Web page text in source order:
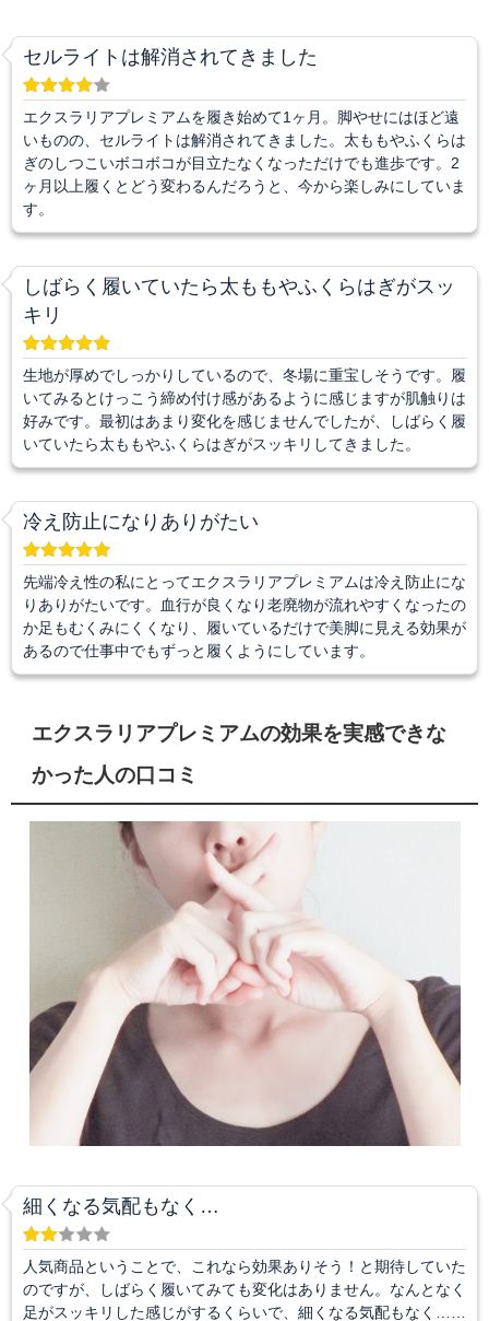
セルライトは解消されてきました
エクスラリアプレミアムを履き始めて1ヶ月。脚やせにはほど遠
いものの、セルライトは解消されてきました。太ももやふくらは
ぎのしつこいボコボコが目立たなくなっただけでも進歩です。2
ヶ月以上履くとどう変わるんだろうと、今から楽しみにしていま
す。
しばらく履いていたら太ももやふくらはぎがスッ
キリ
生地が厚めでしっかりしているので、冬場に重宝しそうです。履
いてみるとけっこう締め付け感があるように感じますが肌触りは
好みです。最初はあまり変化を感じませんでしたが、しばらく履
いていたら太ももやふくらはぎがスッキリしてきました。
冷え防止になりありがたい
先端冷え性の私にとってエクスラリアプレミアムは冷え防止にな
りありがたいです。血行が良くなり老廃物が流れやすくなったの
か足もむくみにくくなり、履いているだけで美脚に見える効果が
あるので仕事中でもずっと履くようにしています。
エクスラリアプレミアムの効果を実感できな
かった人の口コミ
細くなる気配もなく…
人気商品ということで、これなら効果ありそう！と期待していた
のですが、しばらく履いてみても変化はありません。なんとなく
足がスッキリした感じがするくらいで、細くなる気配もなく……